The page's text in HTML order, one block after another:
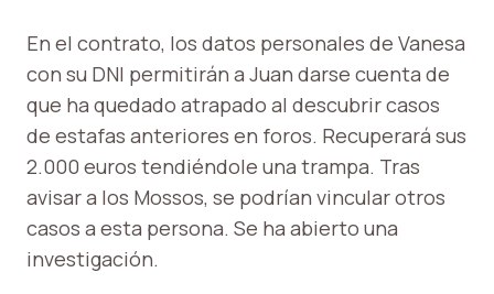
En el contrato, los datos personales de Vanesa
con su DNI permitirán a Juan darse cuenta de
que ha quedado atrapado al descubrir casos
de estafas anteriores en foros. Recuperará sus
2.000 euros tendiéndole una trampa. Tras
avisar a los Mossos, se podrían vincular otros
casos a esta persona. Se ha abierto una
investigación.